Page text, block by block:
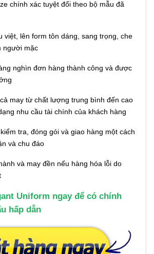
chính xác tuyệt đối theo bộ mẫu đã
việt, lên form tôn dáng, sang trọng, che
người mặc
nghìn đơn hàng thành công và được
may từ chất lượng trung bình đến cao
nhu cầu tài chính của khách hàng
tra, đóng gói và giao hàng một cách
và chu đáo
và may đền nếu hàng hóa lỗi do
Uniform ngay để có chính
hấp dẫn